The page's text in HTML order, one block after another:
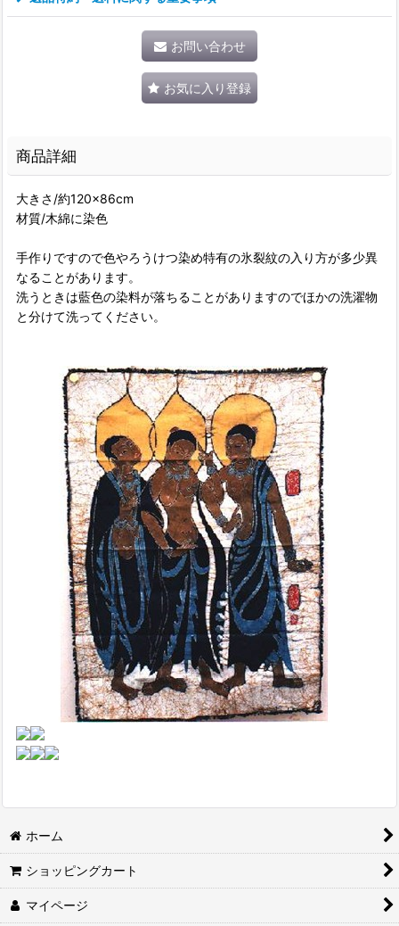
お問い合わせ
お気に入り登録
商品詳細
大きさ/約120×86cm
材質/木綿に染色
手作りですので色やろうけつ染め特有の氷裂紋の入り方が多少異
なることがあります。
洗うときは藍色の染料が落ちることがありますのでほかの洗濯物
と分けて洗ってください。
ホーム
ショッピングカート
マイページ